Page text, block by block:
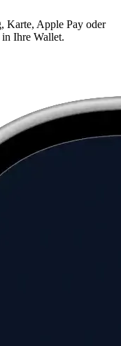
Karte, Apple Pay oder
Ihre Wallet.